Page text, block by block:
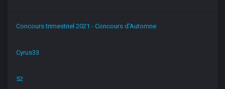
Concours trimestriel 2021 - Concours d'Automne
Cyrus33
52